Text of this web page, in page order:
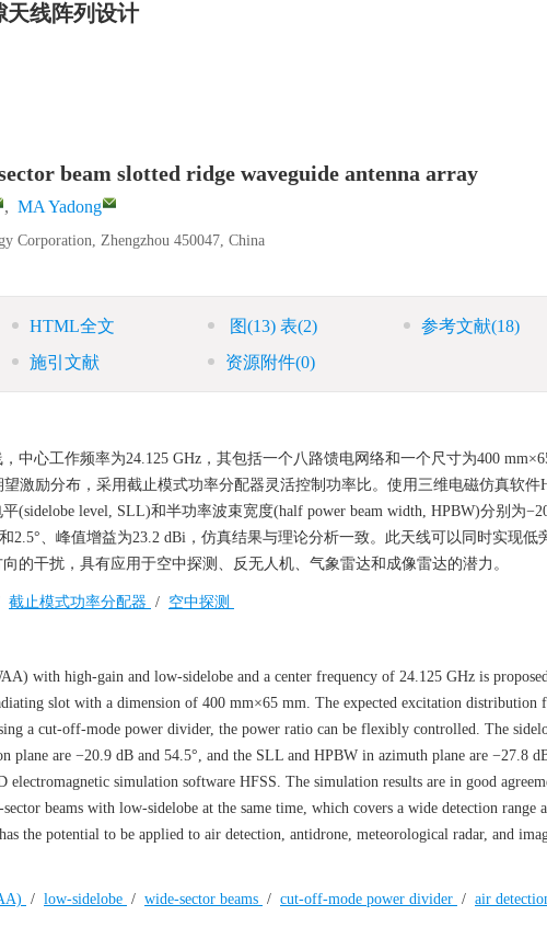
天线阵列设计
beam slotted ridge waveguide antenna array
, MA Yadong
Corporation, Zhengzhou 450047, China
HTML全文 图(13) 表(2) 参考文献(18)
施引文献 资源附件(0)
中心工作频率为24.125 GHz，其包括一个八路馈电网络和一个尺寸为400
激励分布，采用截止模式功率分配器灵活控制功率比。使用三维电磁仿真软件
level, SLL)和半功率波束宽度(half power beam width, HPBW)分别为
2.5°、峰值增益为23.2 dBi，仿真结果与理论分析一致。此天线可以同时实现低
的干扰，具有应用于空中探测、反无人机、气象雷达和成像雷达的潜力。
截止模式功率分配器 / 空中探测
with high-gain and low-sidelobe and a center frequency of 24.125 GHz is
slot with a dimension of 400 mm×65 mm. The expected excitation distribution
a cut-off-mode power divider, the power ratio can be flexibly controlled. The
are −20.9 dB and 54.5°, and the SLL and HPBW in azimuth plane are −27.8
simulation software HFSS. The simulation results are in good
beams with low-sidelobe at the same time, which covers a wide detection range
the potential to be applied to air detection, antidrone, meteorological radar, and
/ low-sidelobe / wide-sector beams / cut-off-mode power divider / air